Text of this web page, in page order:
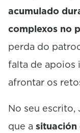
acumulado
complexos no
perda do
falta de apoios
afrontar os
No seu escrito,
que a